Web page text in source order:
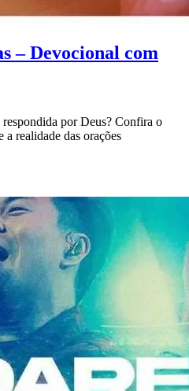
– Devocional com
por Deus? Confira o
realidade das orações